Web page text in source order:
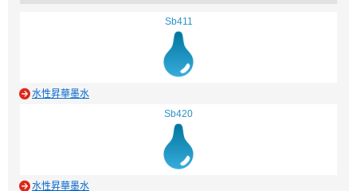
Sb411
水性昇華墨水
Sb420
水性昇華墨水